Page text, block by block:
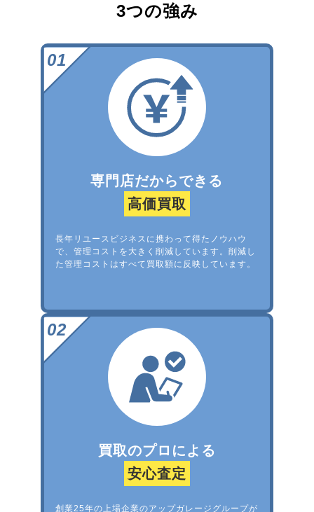
3つの強み
専門店だからできる
高価買取
長年リユースビジネスに携わって得たノウハウ
で、管理コストを大きく削減しています。削減し
た管理コストはすべて買取額に反映しています。
買取のプロによる
安心査定
創業25年の上場企業のアップガレージグループが